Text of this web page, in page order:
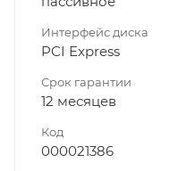
Интерфейс диска
PCI Express
Срок гарантии
12 месяцев
Код
000021386